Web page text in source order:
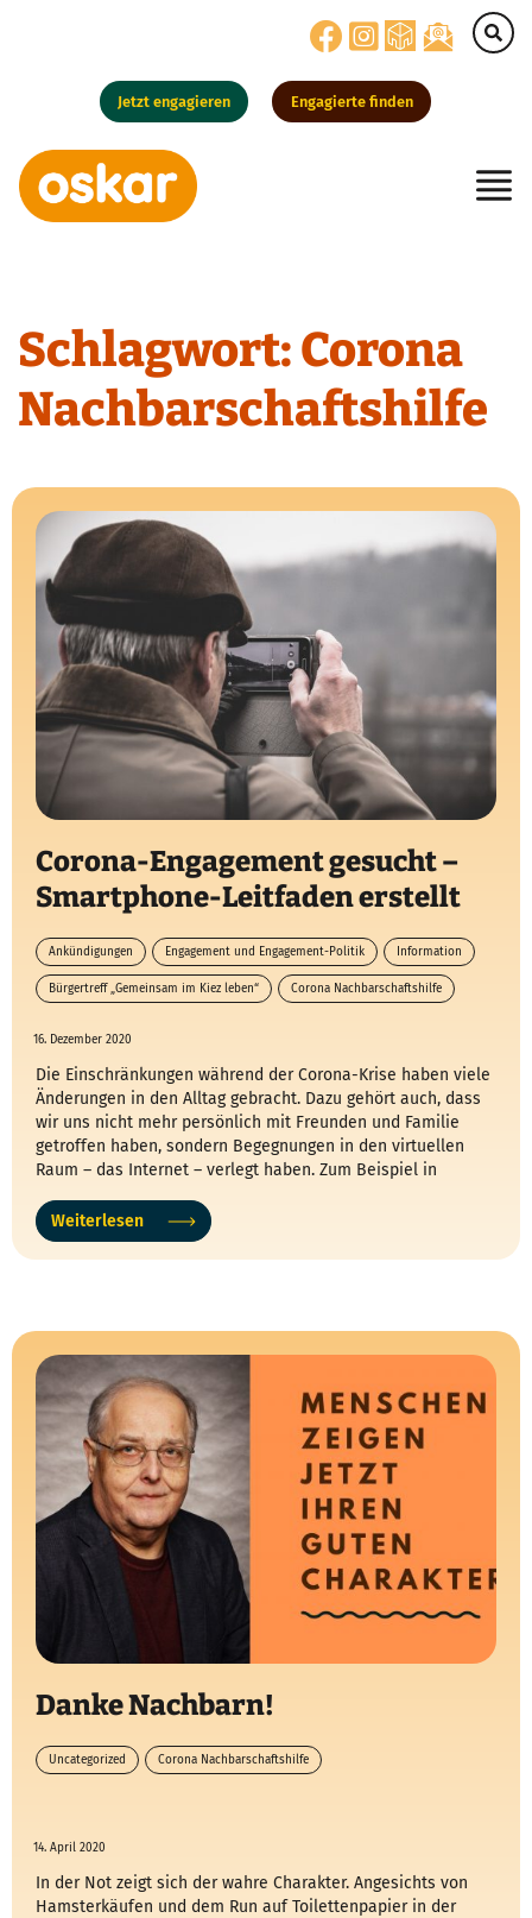
Jetzt engagieren Engagierte finden
Hauptnavigation
Schlagwort:Corona
Nachbarschaftshilfe
Corona-Engagement gesucht –
Smartphone-Leitfaden erstellt
Ankündigungen Engagement und Engagement-Politik Information
Bürgertreff „Gemeinsam im Kiez leben“ Corona Nachbarschaftshilfe
16. Dezember 2020
Die Einschränkungen während der Corona-Krise haben viele
Änderungen in den Alltag gebracht. Dazu gehört auch, dass
wir uns nicht mehr persönlich mit Freunden und Familie
getroffen haben, sondern Begegnungen in den virtuellen
Raum – das Internet – verlegt haben. Zum Beispiel in
an der Gesellschaft teilhaben zu können, wurde es deshalb
immer wichtiger, Geräte wie Laptop, Tablet und Smartphone
sicher bedienen zu können.
Weiterlesen
Danke Nachbarn!
Uncategorized Corona Nachbarschaftshilfe
14. April 2020
In der Not zeigt sich der wahre Charakter. Angesichts von
Hamsterkäufen und dem Run auf Toilettenpapier in der